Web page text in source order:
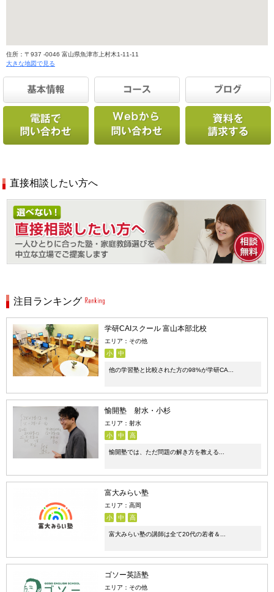
住所：〒937 -0046 富山県魚津市上村木1-11-11
大きな地図で見る
直接相談したい方へ
注目ランキング
学研CAIスクール 富山本部北校
エリア：その他
小
中
他の学習塾と比較された方の98%が学研CA...
愉開塾 射水・小杉
エリア：射水
小
中 高
愉開塾では、ただ問題の解き方を教える...
富大みらい塾
エリア：高岡
小
中 高
富大みらい塾の講師は全て20代の若者＆...
ゴソー英語塾
エリア：その他